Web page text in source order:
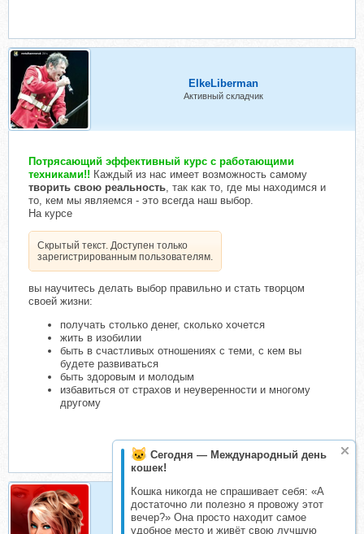
Сегодня — Международный день
кошек!
Кошка никогда не спрашивает себя: «А
достаточно ли полезно я провожу этот
вечер?» Она просто находит самое
удобное место и живёт свою лучшую
ElkeLiberman
Активный складчик
Потрясающий эффективный курс с работающими
техниками!! Каждый из нас имеет возможность самому
творить свою реальность, так как то, где мы находимся и
то, кем мы являемся - это всегда наш выбор.
На курсе
Скрытый текст. Доступен только
зарегистрированным пользователям.
вы научитесь делать выбор правильно и стать творцом
своей жизни:
получать столько денег, сколько хочется
жить в изобилии
быть в счастливых отношениях с теми, с кем вы
будете развиваться
быть здоровым и молодым
избавиться от страхов и неуверенности и многому
другому
метафизик
Складчик